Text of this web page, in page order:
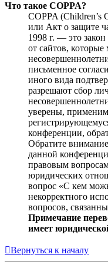
Что такое COPPA?
COPPA (Children’s
или Акт о защите
1998 г. — это
от сайтов,
письменное
иного вида
разрешают сбор
уверены,
конференции,
Обратите
данной
правовым
юридических
вопрос «С кем
некорректного
вопросов,
Примечание
имеет
Вернуться к началу